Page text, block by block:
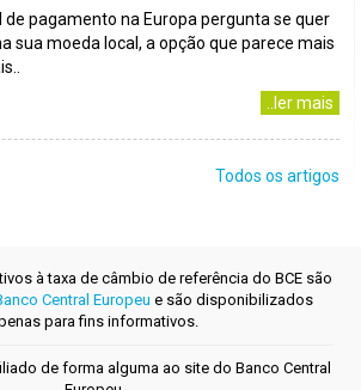
pagamento na Europa pergunta se quer
sua moeda local, a opção que parece mais
..ler mais
Todos os artigos
à taxa de câmbio de referência do BCE são
Central Europeu e são disponibilizados
para fins informativos.
de forma alguma ao site do Banco Central